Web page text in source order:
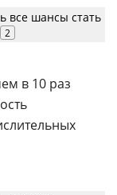
все шансы стать
2
в 10 раз